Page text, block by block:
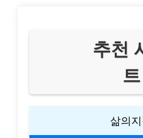
추천
트
삶의